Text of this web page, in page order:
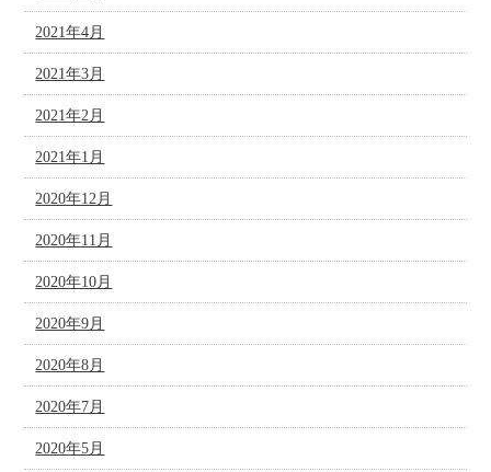
2021年4月
2021年3月
2021年2月
2021年1月
2020年12月
2020年11月
2020年10月
2020年9月
2020年8月
2020年7月
2020年5月